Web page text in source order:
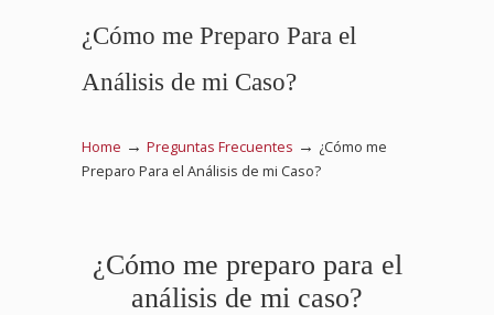
¿Cómo me Preparo Para el
Análisis de mi Caso?
Home → Preguntas Frecuentes → ¿Cómo me
Preparo Para el Análisis de mi Caso?
¿Cómo me preparo para el
análisis de mi caso?